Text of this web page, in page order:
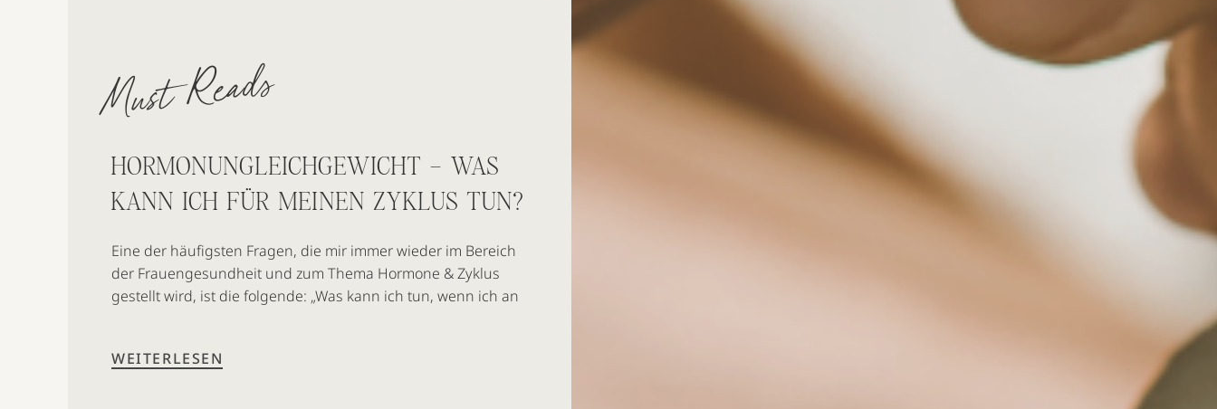
Must Reads
HORMONUNGLEICHGEWICHT – WAS
KANN ICH FÜR MEINEN ZYKLUS TUN?
Eine der häufigsten Fragen, die mir immer wieder im Bereich
der Frauengesundheit und zum Thema Hormone & Zyklus
gestellt wird, ist die folgende: „Was kann ich tun, wenn ich an
gerne eine erste Hilfestellung geben, die sich bereits sehr
WEITERLESEN